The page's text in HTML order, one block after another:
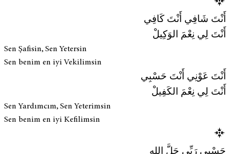
أَنْتَ شَافِي أَنْتَ كَافِي
أَنْتَ لِي نِعْمَ الوَكِيلْ
Sen Şafisin, Sen Yetersin
Sen benim en iyi Vekilimsin
أَنْتَ عَوْنِي أَنْتَ حَسْبِي
أَنْتَ لِي نِعْمَ الكَفِيلْ
Sen Yardımcım, Sen Yeterimsin
Sen benim en iyi Kefilimsin
حَسْبِي رَبِّي جَلَّ الله